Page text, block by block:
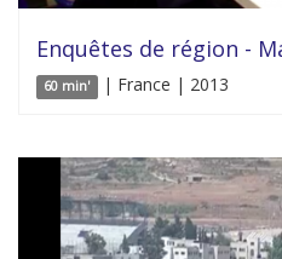
Enquêtes de région -
60 min' | France | 2013